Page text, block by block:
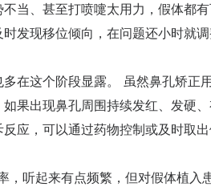
当、甚至打喷嚏太用力，假体都
发现移位倾向，在问题还小时就
这个阶段显露。 虽然鼻孔矫正
果出现鼻孔周围持续发红、发硬
应，可以通过药物控制或及时取
听起来有点频繁，但对假体植入